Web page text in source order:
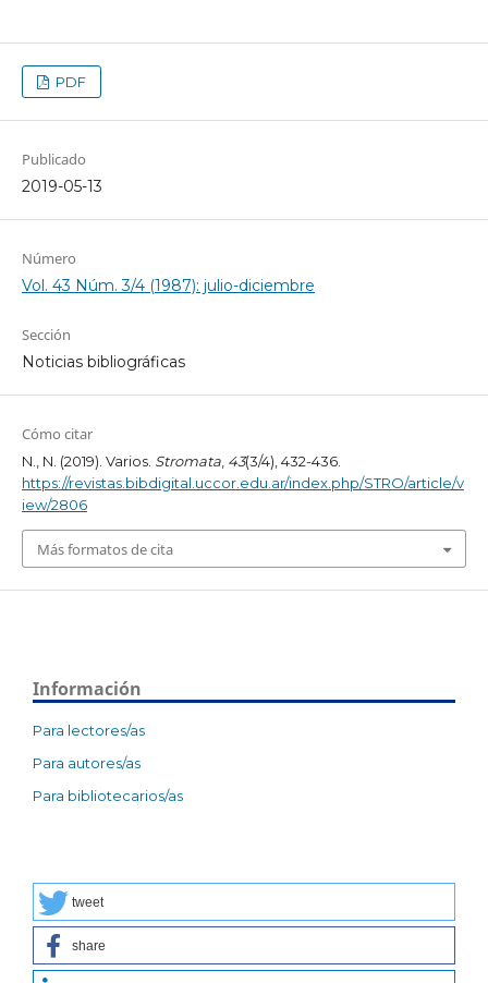
PDF
Publicado
2019-05-13
Número
Vol. 43 Núm. 3/4 (1987): julio-diciembre
Sección
Noticias bibliográficas
Cómo citar
N., N. (2019). Varios. Stromata, 43(3/4), 432-436.
https://revistas.bibdigital.uccor.edu.ar/index.php/STRO/article/v
iew/2806
Más formatos de cita
Información
Para lectores/as
Para autores/as
Para bibliotecarios/as
tweet
share